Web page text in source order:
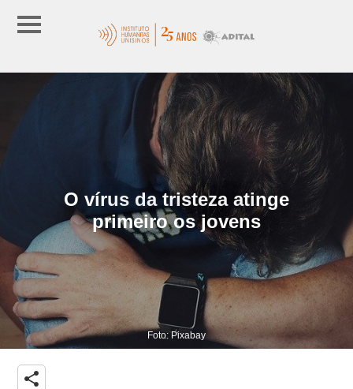
O vírus da tristeza atinge
primeiro os jovens
Foto: Pixabay
share